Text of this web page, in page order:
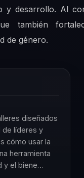
y desarrollo. Al
también
de género.
diseñados
de líderes y
cómo usar la
herramienta
y el biene…